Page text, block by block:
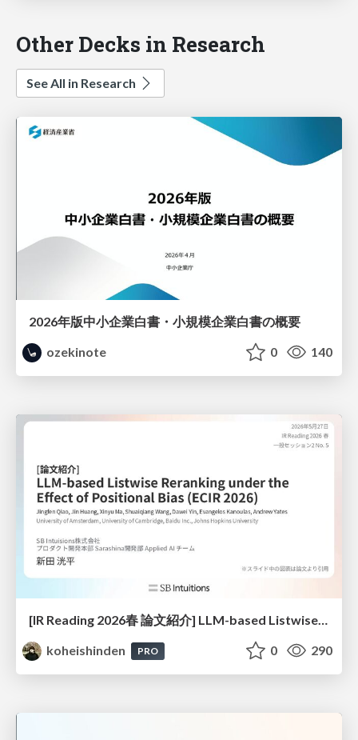
Other Decks in Research
See All in Research
2026年版中小企業白書・小規模企業白書の概要
ozekinote
0 140
koheishinden
PRO 0 290